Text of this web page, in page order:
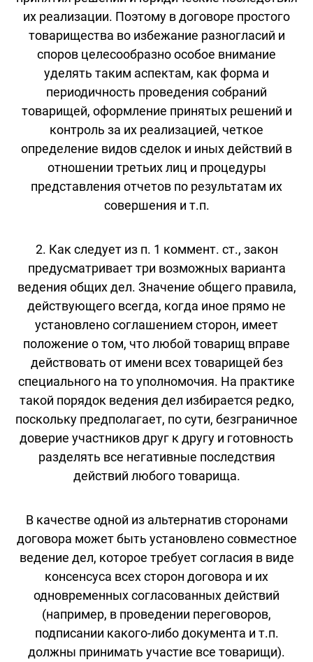
их реализации. Поэтому в договоре простого
товарищества во избежание разногласий и
споров целесообразно особое внимание
уделять таким аспектам, как форма и
периодичность проведения собраний
товарищей, оформление принятых решений и
контроль за их реализацией, четкое
определение видов сделок и иных действий в
отношении третьих лиц и процедуры
представления отчетов по результатам их
совершения и т.п.
2. Как следует из п. 1 коммент. ст., закон
предусматривает три возможных варианта
ведения общих дел. Значение общего правила,
действующего всегда, когда иное прямо не
установлено соглашением сторон, имеет
положение о том, что любой товарищ вправе
действовать от имени всех товарищей без
специального на то уполномочия. На практике
такой порядок ведения дел избирается редко,
поскольку предполагает, по сути, безграничное
доверие участников друг к другу и готовность
разделять все негативные последствия
действий любого товарища.
В качестве одной из альтернатив сторонами
договора может быть установлено совместное
ведение дел, которое требует согласия в виде
консенсуса всех сторон договора и их
одновременных согласованных действий
(например, в проведении переговоров,
подписании какого-либо документа и т.п.
должны принимать участие все товарищи).